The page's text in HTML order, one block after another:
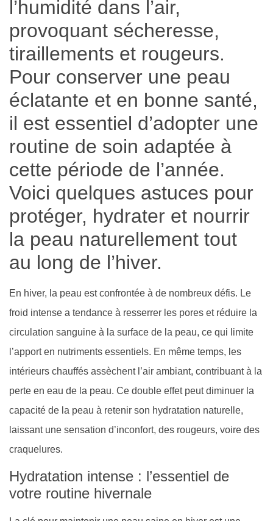
l’humidité dans l’air,
provoquant sécheresse,
tiraillements et rougeurs.
Pour conserver une peau
éclatante et en bonne santé,
il est essentiel d’adopter une
routine de soin adaptée à
cette période de l’année.
Voici quelques astuces pour
protéger, hydrater et nourrir
la peau naturellement tout
au long de l’hiver.
En hiver, la peau est confrontée à de nombreux défis. Le
froid intense a tendance à resserrer les pores et réduire la
circulation sanguine à la surface de la peau, ce qui limite
l’apport en nutriments essentiels. En même temps, les
intérieurs chauffés assèchent l’air ambiant, contribuant à la
perte en eau de la peau. Ce double effet peut diminuer la
capacité de la peau à retenir son hydratation naturelle,
laissant une sensation d’inconfort, des rougeurs, voire des
craquelures.
Hydratation intense : l’essentiel de
votre routine hivernale